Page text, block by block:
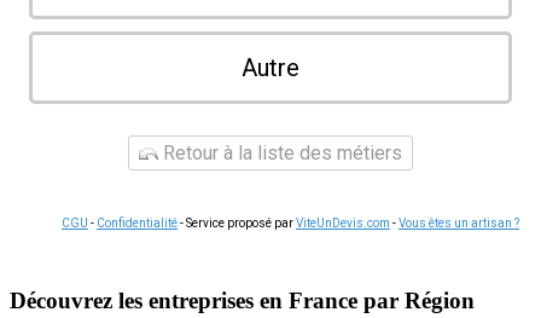
Autre
Retour à la liste des métiers
CGU - Confidentialité- Service proposé parViteUnDevis.com -Vous êtes un artisan ?
Découvrez les entreprises en France par Région